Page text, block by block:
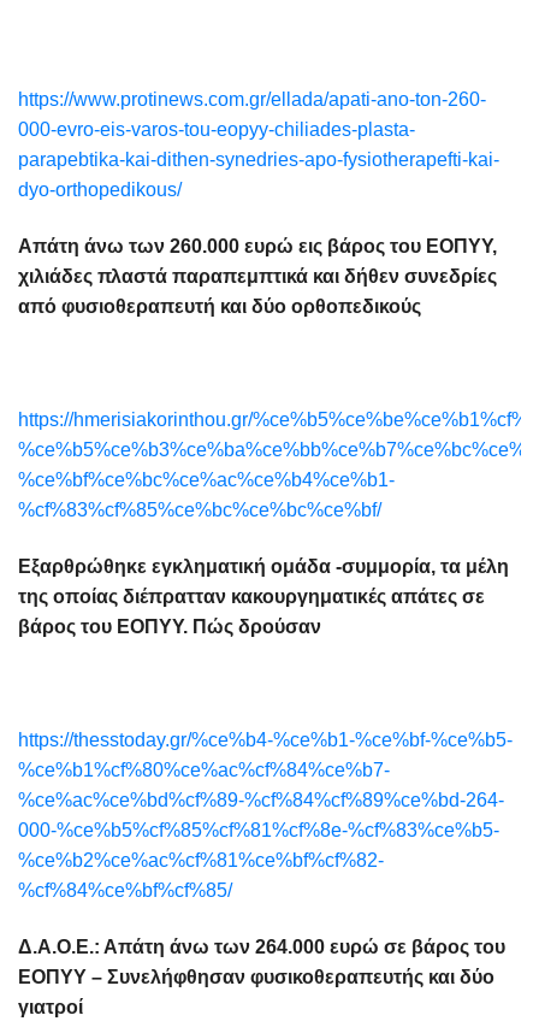
https://www.protinews.com.gr/ellada/apati-ano-ton-260-
000-evro-eis-varos-tou-eopyy-chiliades-plasta-
parapebtika-kai-dithen-synedries-apo-fysiotherapefti-kai-
dyo-orthopedikous/
Απάτη άνω των 260.000 ευρώ εις βάρος του ΕΟΠΥΥ,
χιλιάδες πλαστά παραπεμπτικά και δήθεν συνεδρίες
από φυσιοθεραπευτή και δύο ορθοπεδικούς
https://hmerisiakorinthou.gr/
%ce%bf%ce%bc%ce%ac%ce%b4%ce%b1-
%cf%83%cf%85%ce%bc%ce%bc%ce%bf/
Εξαρθρώθηκε εγκληματική ομάδα -συμμορία, τα μέλη
της οποίας διέπρατταν κακουργηματικές απάτες σε
βάρος του ΕΟΠΥΥ. Πώς δρούσαν
https://thesstoday.gr/%ce%b4-%ce%b1-%ce%bf-%ce%b5-
%ce%b1%cf%80%ce%ac%cf%84%ce%b7-
%ce%ac%ce%bd%cf%89-%cf%84%cf%89%ce%bd-264-
000-%ce%b5%cf%85%cf%81%cf%8e-%cf%83%ce%b5-
%ce%b2%ce%ac%cf%81%ce%bf%cf%82-
%cf%84%ce%bf%cf%85/
Δ.Α.Ο.Ε.: Απάτη άνω των 264.000 ευρώ σε βάρος του
ΕΟΠΥΥ – Συνελήφθησαν φυσικοθεραπευτής και δύο
γιατροί